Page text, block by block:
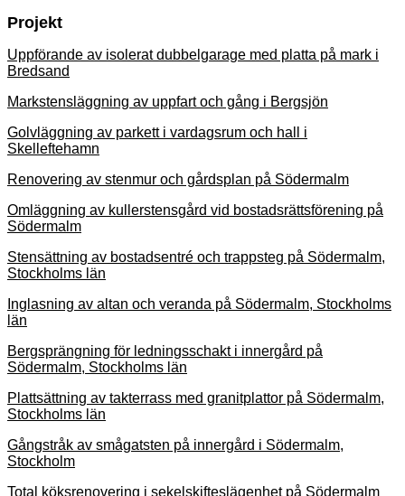
Projekt
Uppförande av isolerat dubbelgarage med platta på mark i
Bredsand
Markstensläggning av uppfart och gång i Bergsjön
Golvläggning av parkett i vardagsrum och hall i
Skelleftehamn
Renovering av stenmur och gårdsplan på Södermalm
Omläggning av kullerstensgård vid bostadsrättsförening på
Södermalm
Stensättning av bostadsentré och trappsteg på Södermalm,
Stockholms län
Inglasning av altan och veranda på Södermalm, Stockholms
län
Bergsprängning för ledningsschakt i innergård på
Södermalm, Stockholms län
Plattsättning av takterrass med granitplattor på Södermalm,
Stockholms län
Gångstråk av smågatsten på innergård i Södermalm,
Stockholm
Total köksrenovering i sekelskifteslägenhet på Södermalm